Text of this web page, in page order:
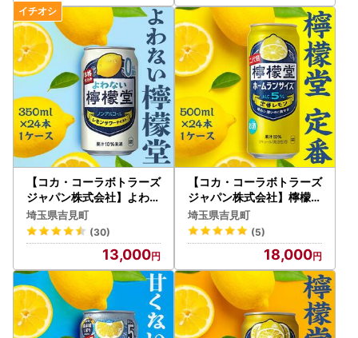
【コカ・コーラボトラーズ
ジャパン株式会社】よわな
い檸檬堂 350ml（ 1ケー
ス24本入り）［ノンアル
コール］
埼玉県吉見町
(30)
13,000
【コカ・コーラボトラーズ
ジャパン株式会社】檸檬堂
定番 ホームランサイズ 50
0ml（ 1ケース24本入り）
［アルコール度数5％］
埼玉県吉見町
(5)
18,000